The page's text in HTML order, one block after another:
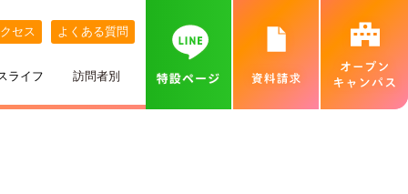
セス よくある質問
ライフ 訪問者別